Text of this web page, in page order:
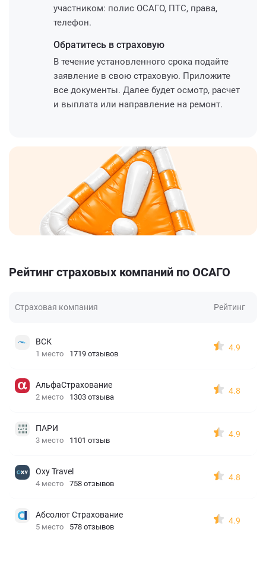
участником: полис ОСАГО, ПТС, права,
телефон.
Обратитесь в страховую
В течение установленного срока подайте
заявление в свою страховую. Приложите
все документы. Далее будет осмотр, расчет
и выплата или направление на ремонт.
Рейтинг страховых компаний по ОСАГО
Страховая компания Рейтинг
ВСК
1 место 1719 отзывов
4.9
АльфаСтрахование
2 место 1303 отзыва
4.8
ПАРИ
3 место 1101 отзыв
4.9
Oxy Travel
4 место 758 отзывов
4.8
Абсолют Страхование
5 место 578 отзывов
4.9